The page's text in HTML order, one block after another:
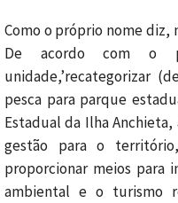
Como o próprio nome diz,
De acordo com o
unidade,’recategorizar
pesca para parque
Estadual da Ilha
gestão para o
proporcionar meios para
ambiental e o turismo